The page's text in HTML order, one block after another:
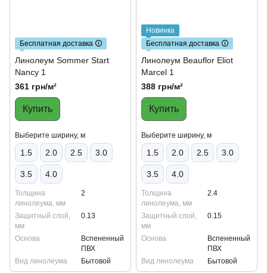
Бесплатная доставка 🛈
Линолеум Sommer Start
Nancy 1
361 грн/м²
Купить
Выберите ширину, м
1.5 2.0 2.5 3.0
3.5 4.0
Толщина
линолеума, мм
2
Защитный слой,
мм
0.13
Основа
Вспененный
ПВХ
Вид линолеума
Бытовой
Новинка
Бесплатная доставка 🛈
Линолеум Beauflor Eliot
Marcel 1
388 грн/м²
Купить
Выберите ширину, м
1.5 2.0 2.5 3.0
3.5 4.0
Толщина
линолеума, мм
2.4
Защитный слой,
мм
0.15
Основа
Вспененный
ПВХ
Вид линолеума
Бытовой